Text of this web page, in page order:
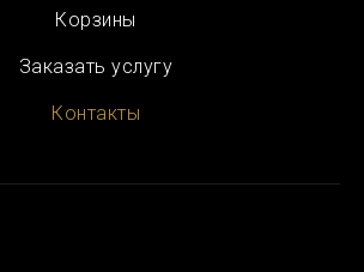
Корзины
Заказать услугу
Контакты